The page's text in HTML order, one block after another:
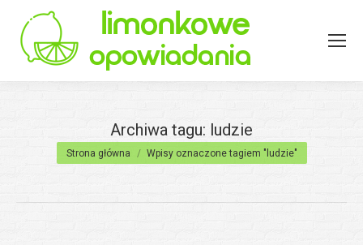
Archiwa tagu: ludzie
Jesteś tutaj:
Strona główna Wpisy oznaczone tagiem "ludzie"